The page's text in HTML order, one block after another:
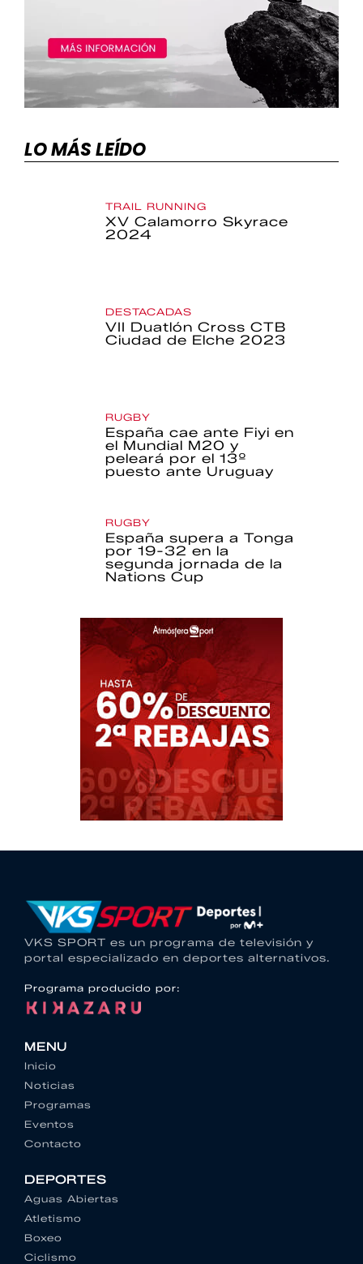
LO MÁS LEÍDO
TRAIL RUNNING
XV Calamorro Skyrace
2024
DESTACADAS
VII Duatlón Cross CTB
Ciudad de Elche 2023
RUGBY
España cae ante Fiyi en
el Mundial M20 y
peleará por el 13º
puesto ante Uruguay
RUGBY
España supera a Tonga
por 19-32 en la
segunda jornada de la
Nations Cup
VKS SPORT es un programa de televisión y
portal especializado en deportes alternativos.
Programa producido por:
MENU
Inicio
Noticias
Programas
Eventos
Contacto
DEPORTES
Aguas Abiertas
Atletismo
Boxeo
Ciclismo